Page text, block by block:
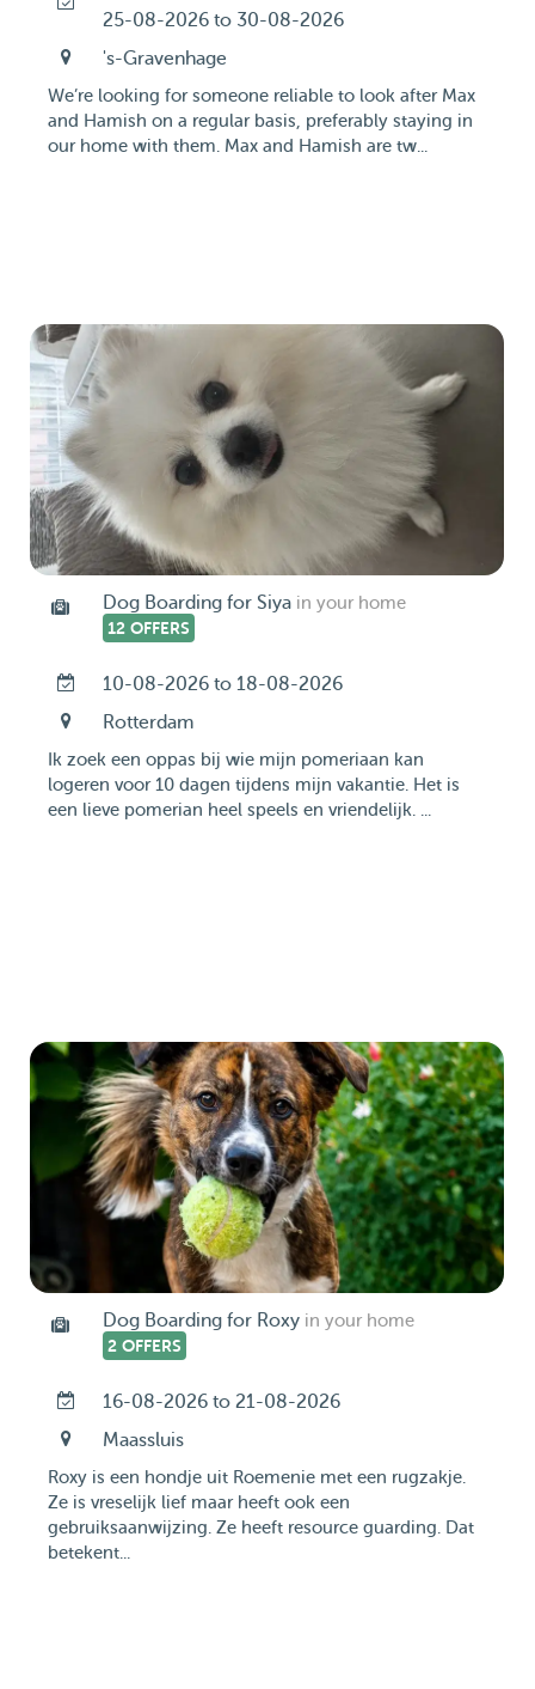
25-08-2026 to 30-08-2026
's-Gravenhage
We’re looking for someone reliable to look after Max
and Hamish on a regular basis, preferably staying in
our home with them. Max and Hamish are tw...
Dog Boarding for Siya in your home
12 OFFERS
10-08-2026 to 18-08-2026
Rotterdam
Ik zoek een oppas bij wie mijn pomeriaan kan
logeren voor 10 dagen tijdens mijn vakantie. Het is
een lieve pomerian heel speels en vriendelijk. ...
Dog Boarding for Roxy in your home
2 OFFERS
16-08-2026 to 21-08-2026
Maassluis
Roxy is een hondje uit Roemenie met een rugzakje.
Ze is vreselijk lief maar heeft ook een
gebruiksaanwijzing. Ze heeft resource guarding. Dat
betekent...